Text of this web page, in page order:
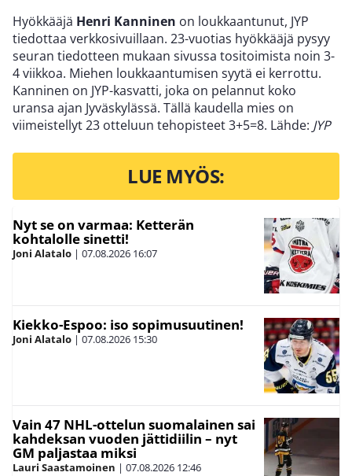
Hyökkääjä Henri Kanninen on loukkaantunut, JYP
tiedottaa verkkosivuillaan. 23-vuotias hyökkääjä pysyy
seuran tiedotteen mukaan sivussa tositoimista noin 3-
4 viikkoa. Miehen loukkaantumisen syytä ei kerrottu.
Kanninen on JYP-kasvatti, joka on pelannut koko
uransa ajan Jyväskylässä. Tällä kaudella mies on
viimeistellyt 23 otteluun tehopisteet 3+5=8. Lähde: JYP
LUE MYÖS:
Nyt se on varmaa: Ketterän
kohtalolle sinetti!
Joni Alatalo | 07.08.2026 16:07
Kiekko-Espoo: iso sopimusuutinen!
Joni Alatalo | 07.08.2026 15:30
Vain 47 NHL-ottelun suomalainen sai
kahdeksan vuoden jättidiilin – nyt
GM paljastaa miksi
Lauri Saastamoinen | 07.08.2026 12:46